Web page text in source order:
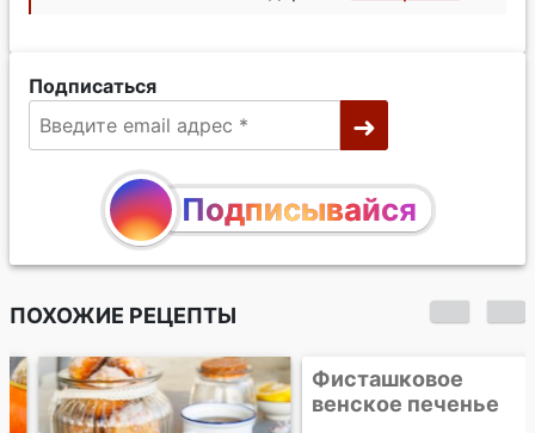
Подписаться
Подписывайся
ПОХОЖИЕ РЕЦЕПТЫ